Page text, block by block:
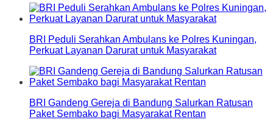
BRI Peduli Serahkan Ambulans ke Polres Kuningan,
Perkuat Layanan Darurat untuk Masyarakat
BRI Gandeng Gereja di Bandung Salurkan Ratusan
Paket Sembako bagi Masyarakat Rentan